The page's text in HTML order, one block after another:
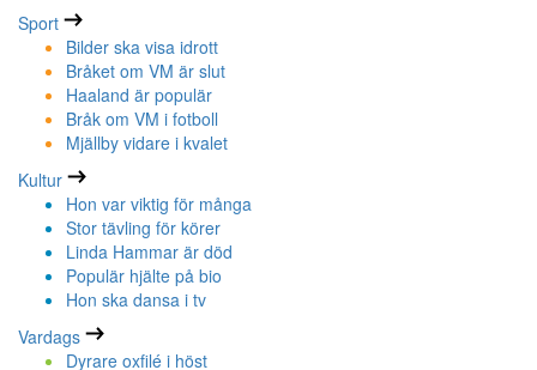
Sport
Bilder ska visa idrott
Bråket om VM är slut
Haaland är populär
Bråk om VM i fotboll
Mjällby vidare i kvalet
Kultur
Hon var viktig för många
Stor tävling för körer
Linda Hammar är död
Populär hjälte på bio
Hon ska dansa i tv
Vardags
Dyrare oxfilé i höst